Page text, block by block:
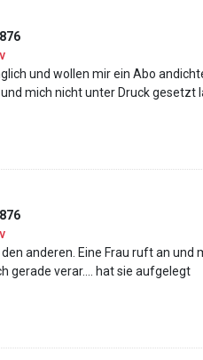
und wollen mir ein Abo
mich nicht unter Druck gesetzt
den anderen. Eine Frau ruft an
gerade verar…. hat sie aufgelegt